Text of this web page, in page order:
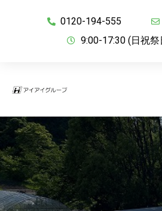
0120-194-555
9:00-17:30 (日祝